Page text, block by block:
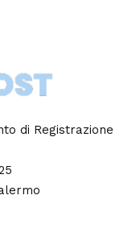
di Registrazione